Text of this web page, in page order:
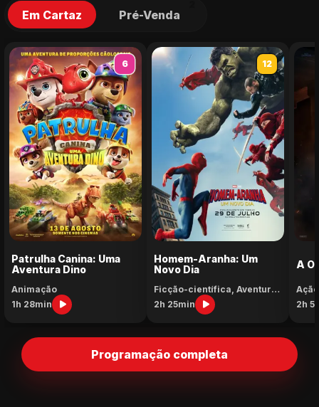
Em Cartaz Pré-Venda
6
Patrulha Canina: Uma
Aventura Dino
Animação
1h 28min
12
Homem-Aranha: Um
Novo Dia
Ficção-científica, Aventura
e Ação
2h 25min
A
Ação
2h
Programação completa